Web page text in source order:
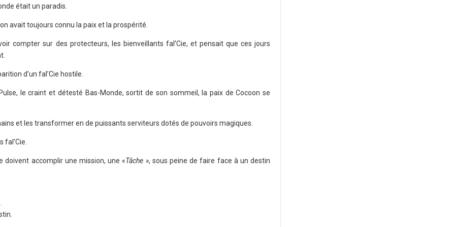
était un paradis.
avait toujours connu la paix et la prospérité.
compter sur des protecteurs, les bienveillants fal’Cie, et pensait que ces jours
d’un fal’Cie hostile.
le craint et détesté Bas-Monde, sortit de son sommeil, la paix de Cocoon se
et les transformer en de puissants serviteurs dotés de pouvoirs magiques.
fal’Cie.
doivent accomplir une mission, une «Tâche », sous peine de faire face à un destin